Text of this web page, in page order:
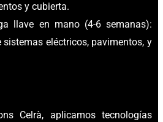
y cubierta.
llave en mano (4-6 semanas):
eléctricos, pavimentos, y
Celrà, aplicamos tecnologías